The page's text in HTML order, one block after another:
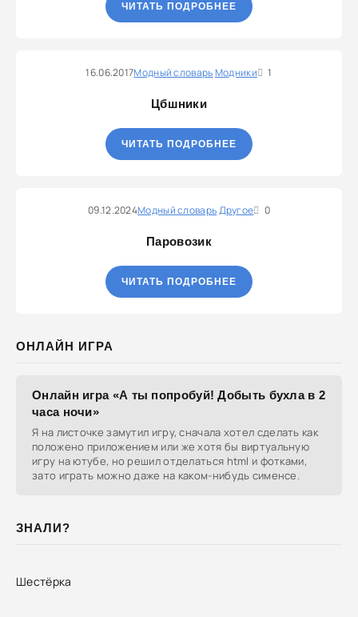
ЧИТАТЬ ПОДРОБНЕЕ
16.06.2017Модный словарьМодники 1
Цбшники
ЧИТАТЬ ПОДРОБНЕЕ
09.12.2024Модный словарьДругое 0
Паровозик
ЧИТАТЬ ПОДРОБНЕЕ
ОНЛАЙН ИГРА
Онлайн игра «А ты попробуй! Добыть бухла в 2
часа ночи»
Я на листочке замутил игру, сначала хотел сделать как
положено приложением или же хотя бы виртуальную
игру на ютубе, но решил отделаться html и фотками,
зато играть можно даже на каком-нибудь сименсе.
ЗНАЛИ?
Шестёрка